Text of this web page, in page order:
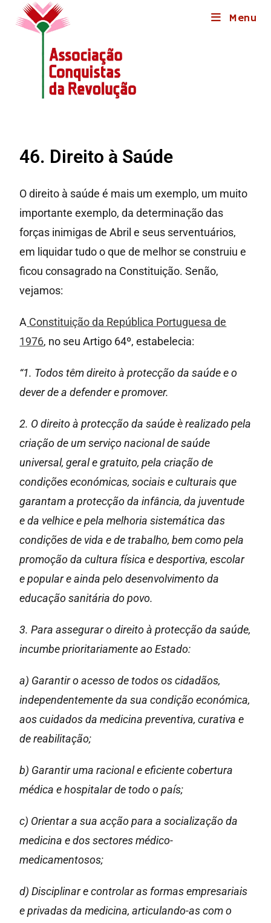
Menu
46. Direito à Saúde
O direito à saúde é mais um exemplo, um muito
importante exemplo, da determinação das
forças inimigas de Abril e seus serventuários,
em liquidar tudo o que de melhor se construiu e
ficou consagrado na Constituição. Senão,
vejamos:
A Constituição da República Portuguesa de
1976, no seu Artigo 64º, estabelecia:
“1. Todos têm direito à protecção da saúde e o
dever de a defender e promover.
2. O direito à protecção da saúde è realizado pela
criação de um serviço nacional de saúde
universal, geral e gratuito, pela criação de
condições económicas, sociais e culturais que
garantam a protecção da infância, da juventude
e da velhice e pela melhoria sistemática das
condições de vida e de trabalho, bem como pela
promoção da cultura física e desportiva, escolar
e popular e ainda pelo desenvolvimento da
educação sanitária do povo.
3. Para assegurar o direito à protecção da saúde,
incumbe prioritariamente ao Estado:
a) Garantir o acesso de todos os cidadãos,
independentemente da sua condição económica,
aos cuidados da medicina preventiva, curativa e
de reabilitação;
b) Garantir uma racional e eficiente cobertura
médica e hospitalar de todo o país;
c) Orientar a sua acção para a socialização da
medicina e dos sectores médico-
medicamentosos;
d) Disciplinar e controlar as formas empresariais
e privadas da medicina, articulando-as com o